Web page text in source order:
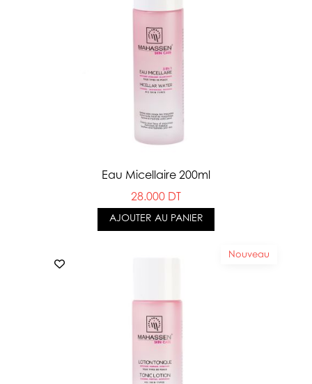
Eau Micellaire 200ml
28.000 DT
AJOUTER AU PANIER
Nouveau